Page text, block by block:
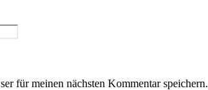
für meinen nächsten Kommentar speichern.